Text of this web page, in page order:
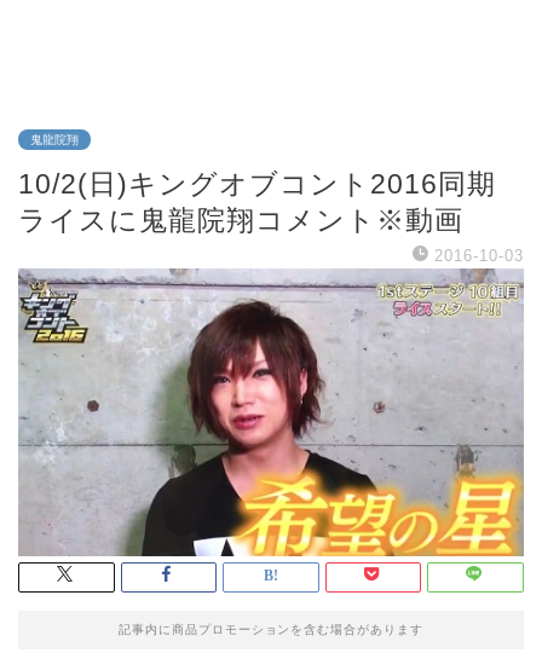
鬼龍院翔
10/2(日)キングオブコント2016同期
ライスに鬼龍院翔コメント※動画
2016-10-03
記事内に商品プロモーションを含む場合があります